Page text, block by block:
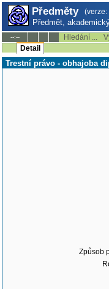
Předměty (verze:
Předmět,
--:-- Hledání ...
Detail
Trestní právo - obhajoba
Způsob